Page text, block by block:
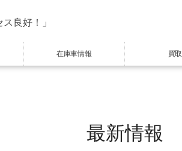
良好！」
在庫車情報 買取
最新情報